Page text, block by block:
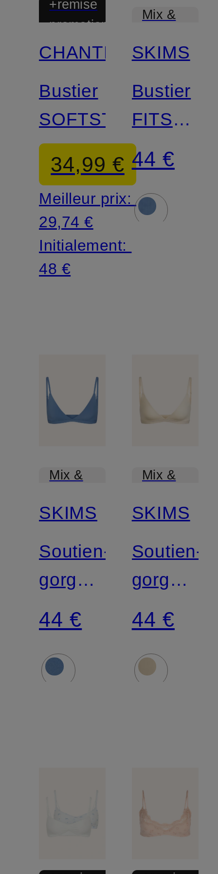
+remise
promotionnelle
Mix &
CHANTELLE
Bustier
SOFTSTRETCH
34,99 €
Meilleur prix:
29,74 €
Initialement:
48 €
Mix &
SKIMS
Bustier
FITS
44 €
Mix &
SKIMS
Soutien-
gorge
triangle
FITS
EVERBODY
44 €
Mix &
SKIMS
Soutien-
gorge
triangle
FITS
44 €